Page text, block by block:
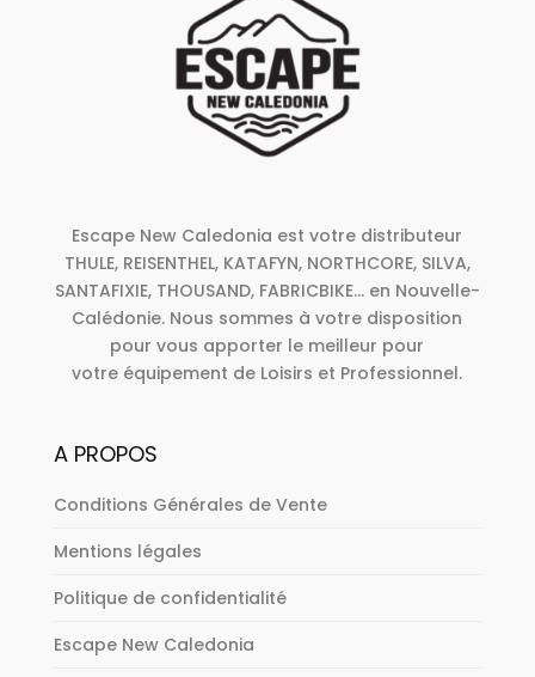
Escape New Caledonia est votre distributeur
THULE, REISENTHEL, KATAFYN, NORTHCORE, SILVA,
SANTAFIXIE, THOUSAND, FABRICBIKE... en Nouvelle-
Calédonie. Nous sommes à votre disposition
pour vous apporter le meilleur pour
votre équipement de Loisirs et Professionnel.
A PROPOS
Conditions Générales de Vente
Mentions légales
Politique de confidentialité
Escape New Caledonia